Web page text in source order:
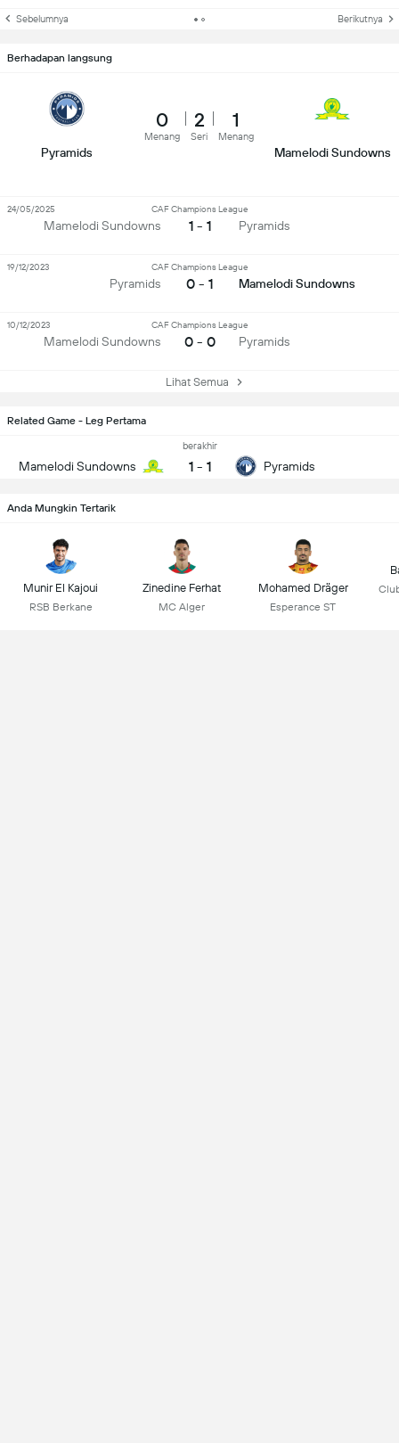
Related Game - Leg Pertama
Mamelodi Sundowns
berakhir
1 - 1 Pyramids
Sebelumnya Berikutnya
Berhadapan langsung
Pyramids
0
Menang
2
Seri
1
Menang
Mamelodi Sundowns
Mamelodi Sundowns
CAF Champions League
1 - 1 Pyramids
24/05/2025
Pyramids
CAF Champions League
0 - 1 Mamelodi Sundowns
19/12/2023
Mamelodi Sundowns
CAF Champions League
0 - 0 Pyramids
10/12/2023
Lihat Semua
Anda Mungkin Tertarik
Munir El Kajoui
RSB Berkane
Zinedine Ferhat
MC Alger
Mohamed Dräger
Esperance ST